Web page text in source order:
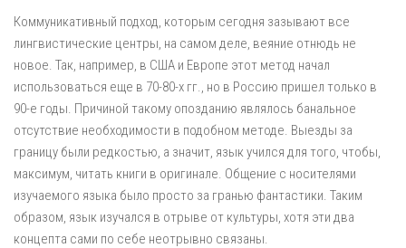
Коммуникативный подход, которым сегодня зазывают все
лингвистические центры, на самом деле, веяние отнюдь не
новое. Так, например, в США и Европе этот метод начал
использоваться еще в 70-80-х гг., но в Россию пришел только в
90-е годы. Причиной такому опозданию являлось банальное
отсутствие необходимости в подобном методе. Выезды за
границу были редкостью, а значит, язык учился для того, чтобы,
максимум, читать книги в оригинале. Общение с носителями
изучаемого языка было просто за гранью фантастики. Таким
образом, язык изучался в отрыве от культуры, хотя эти два
концепта сами по себе неотрывно связаны.